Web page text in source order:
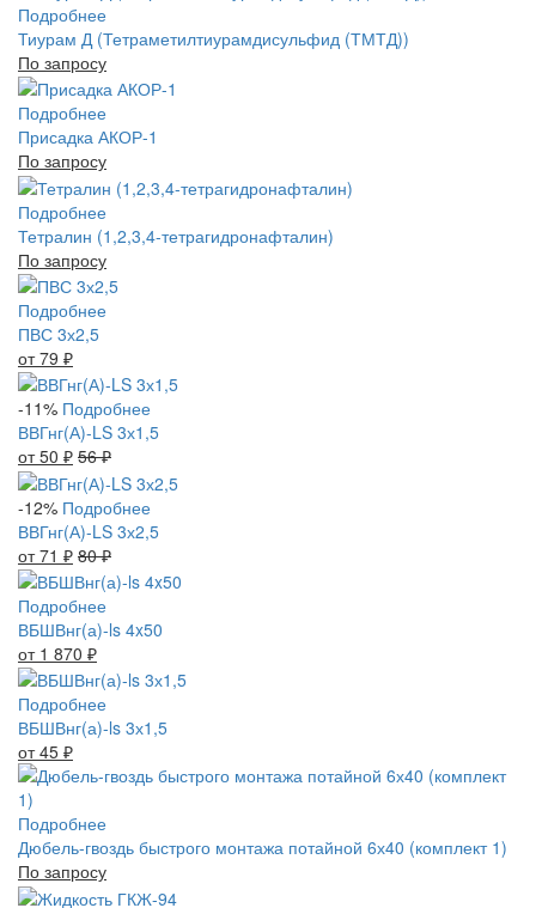
Подробнее
Тиурам Д (Тетраметилтиурамдисульфид (ТМТД))
По запросу
Подробнее
Присадка АКОР-1
По запросу
Подробнее
Тетралин (1,2,3,4-тетрагидронафталин)
По запросу
Подробнее
ПВС 3х2,5
от 79 ₽
-11% Подробнее
ВВГнг(А)-LS 3х1,5
от 50 ₽ 56₽
-12% Подробнее
ВВГнг(А)-LS 3х2,5
от 71 ₽ 80₽
Подробнее
ВБШВнг(а)-ls 4x50
от 1 870 ₽
Подробнее
ВБШВнг(а)-ls 3х1,5
от 45 ₽
Подробнее
Дюбель-гвоздь быстрого монтажа потайной 6х40 (комплект 1)
По запросу